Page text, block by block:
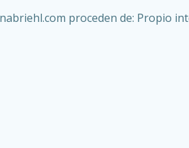
proceden de: Propio